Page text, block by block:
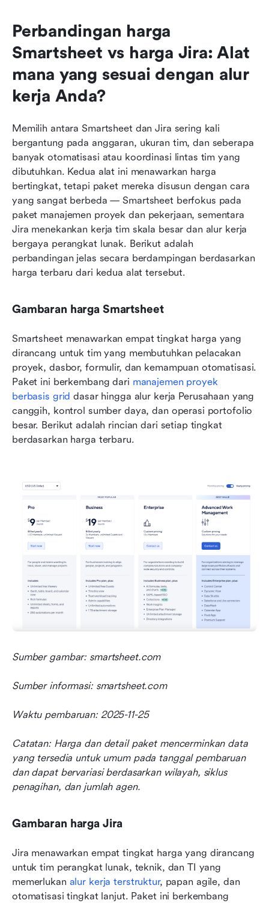
Perbandingan harga
Smartsheet vs harga Jira: Alat
mana yang sesuai dengan alur
kerja Anda?
Memilih antara Smartsheet dan Jira sering kali
bergantung pada anggaran, ukuran tim, dan seberapa
banyak otomatisasi atau koordinasi lintas tim yang
dibutuhkan. Kedua alat ini menawarkan harga
bertingkat, tetapi paket mereka disusun dengan cara
yang sangat berbeda — Smartsheet berfokus pada
paket manajemen proyek dan pekerjaan, sementara
Jira menekankan kerja tim skala besar dan alur kerja
bergaya perangkat lunak. Berikut adalah
perbandingan jelas secara berdampingan berdasarkan
harga terbaru dari kedua alat tersebut.
Gambaran harga Smartsheet
Smartsheet menawarkan empat tingkat harga yang
dirancang untuk tim yang membutuhkan pelacakan
proyek, dasbor, formulir, dan kemampuan otomatisasi.
Paket ini berkembang dari manajemen proyek
berbasis grid dasar hingga alur kerja Perusahaan yang
canggih, kontrol sumber daya, dan operasi portofolio
besar. Berikut adalah rincian dari setiap tingkat
berdasarkan harga terbaru.
Sumber gambar: smartsheet.com
Sumber informasi: smartsheet.com
Waktu pembaruan: 2025-11-25
Catatan: Harga dan detail paket mencerminkan data
yang tersedia untuk umum pada tanggal pembaruan
dan dapat bervariasi berdasarkan wilayah, siklus
penagihan, dan jumlah agen.
Gambaran harga Jira
Jira menawarkan empat tingkat harga yang dirancang
untuk tim perangkat lunak, teknik, dan TI yang
memerlukan alur kerja terstruktur, papan agile, dan
otomatisasi tingkat lanjut. Paket ini berkembang